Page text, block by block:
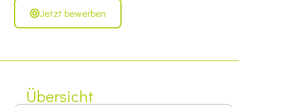
Jetzt bewerben
Übersicht